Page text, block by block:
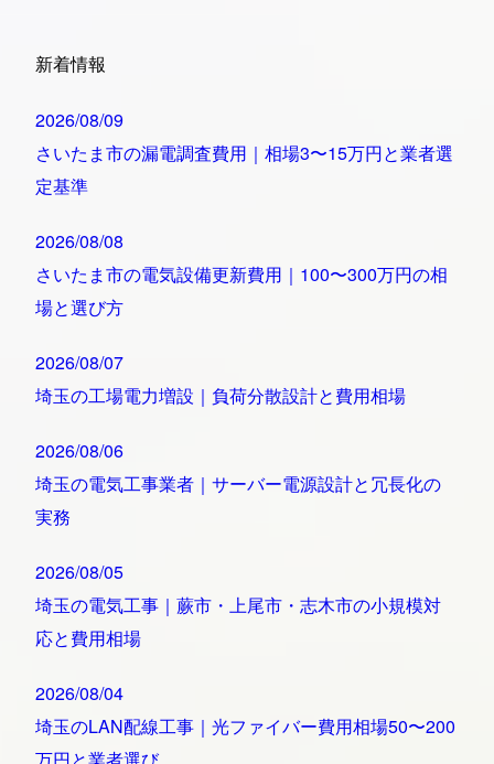
新着情報
2026/08/09
さいたま市の漏電調査費用｜相場3〜15万円と業者選
定基準
2026/08/08
さいたま市の電気設備更新費用｜100〜300万円の相
場と選び方
2026/08/07
埼玉の工場電力増設｜負荷分散設計と費用相場
2026/08/06
埼玉の電気工事業者｜サーバー電源設計と冗長化の
実務
2026/08/05
埼玉の電気工事｜蕨市・上尾市・志木市の小規模対
応と費用相場
2026/08/04
埼玉のLAN配線工事｜光ファイバー費用相場50〜200